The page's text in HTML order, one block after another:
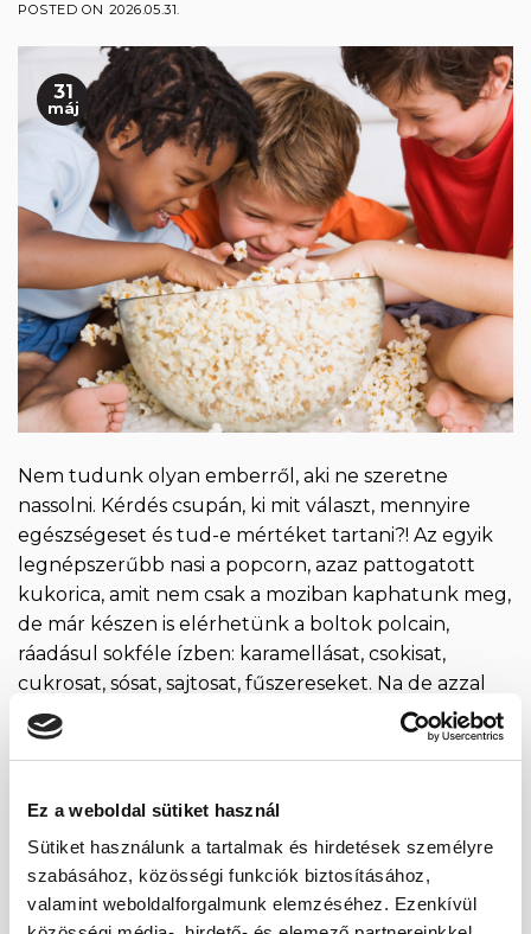
Ez a weboldal sütiket használ
Sütiket használunk a tartalmak és hirdetések személyre
szabásához, közösségi funkciók biztosításához,
valamint weboldalforgalmunk elemzéséhez. Ezenkívül
POSTED ON 2026.05.31.
31
máj
Nem tudunk olyan emberről, aki ne szeretne
nassolni. Kérdés csupán, ki mit választ, mennyire
egészségeset és tud-e mértéket tartani?! Az egyik
legnépszerűbb nasi a popcorn, azaz pattogatott
kukorica, amit nem csak a moziban kaphatunk meg,
de már készen is elérhetünk a boltok polcain,
ráadásul sokféle ízben: karamellásat, csokisat,
cukrosat, sósat, sajtosat, fűszereseket. Na de azzal
[…]
CONTINUE READING→
Posted inÉletmód | Taggedegészséges,fehérje, hízlal,
kukorica,nátrium ,pattogatott kukorica,popcorn,rost